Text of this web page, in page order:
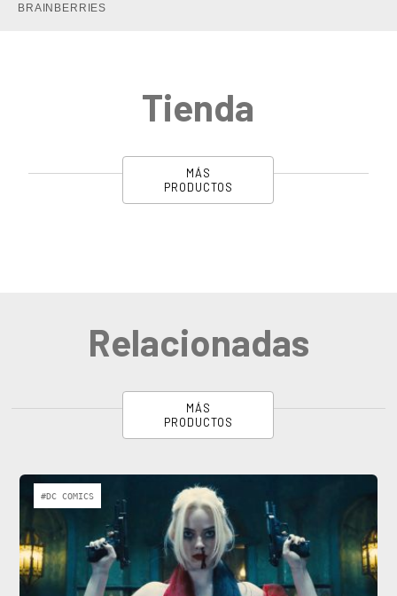
Tienda
MÁS
PRODUCTOS
Relacionadas
MÁS
PRODUCTOS
#DC COMICS